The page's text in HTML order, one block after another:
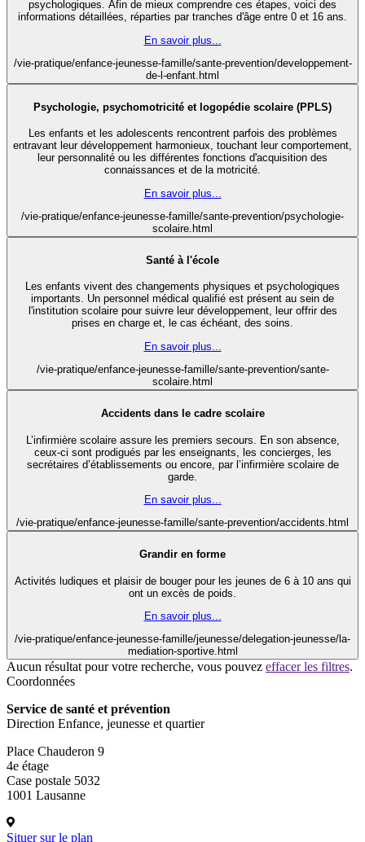
psychologiques. Afin de mieux comprendre ces étapes, voici des
informations détaillées, réparties par tranches d'âge entre 0 et 16 ans.
En savoir plus...
/vie-pratique/enfance-jeunesse-famille/sante-prevention/developpement-
de-l-enfant.html
Psychologie, psychomotricité et logopédie scolaire (PPLS)
Les enfants et les adolescents rencontrent parfois des problèmes
entravant leur développement harmonieux, touchant leur comportement,
leur personnalité ou les différentes fonctions d'acquisition des
connaissances et de la motricité.
En savoir plus...
/vie-pratique/enfance-jeunesse-famille/sante-prevention/psychologie-
scolaire.html
Santé à l'école
Les enfants vivent des changements physiques et psychologiques
importants. Un personnel médical qualifié est présent au sein de
l'institution scolaire pour suivre leur développement, leur offrir des
prises en charge et, le cas échéant, des soins.
En savoir plus...
/vie-pratique/enfance-jeunesse-famille/sante-prevention/sante-
scolaire.html
Accidents dans le cadre scolaire
L’infirmière scolaire assure les premiers secours. En son absence,
ceux-ci sont prodigués par les enseignants, les concierges, les
secrétaires d’établissements ou encore, par l’infirmière scolaire de
garde.
En savoir plus...
/vie-pratique/enfance-jeunesse-famille/sante-prevention/accidents.html
Grandir en forme
Activités ludiques et plaisir de bouger pour les jeunes de 6 à 10 ans qui
ont un excès de poids.
En savoir plus...
/vie-pratique/enfance-jeunesse-famille/jeunesse/delegation-jeunesse/la-
mediation-sportive.html
Aucun résultat pour votre recherche, vous pouvez effacer les filtres.
Coordonnées
Service de santé et prévention
Direction Enfance, jeunesse et quartier
Place Chauderon 9
4e étage
Case postale 5032
1001 Lausanne
Situer sur le plan